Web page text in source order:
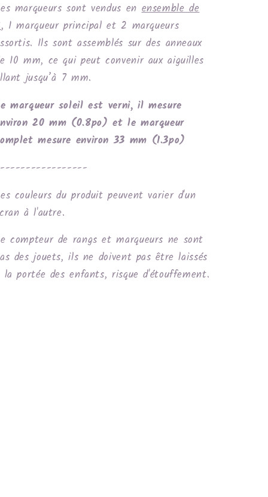
marqueurs sont vendus enensemble de
, 1 marqueur principal et 2 marqueurs
Ils sont assemblés sur des anneaux
10 mm, ce qui peut convenir aux aiguilles
jusqu’à 7 mm.
marqueur soleil est verni, il mesure
20 mm (0.8po) et le marqueur
mesure environ 33 mm (1.3po)
couleurs du produit peuvent varier d'un
à l'autre.
compteur de rangs et marqueurs ne sont
des jouets, ils ne doivent pas être laissés
la portée des enfants, risque d'étouffement.